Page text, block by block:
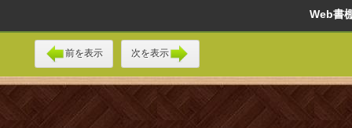
Web
前を表示 次を表示